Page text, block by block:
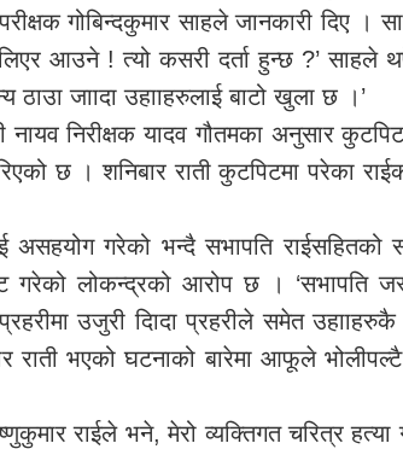
गोबिन्दकुमार साहले जानकारी दिए ।
लिएर आउने ! त्यो कसरी दर्ता हुन्छ ?’
ठाउा जाादा उहााहरुलाई बाटो खुला छ ।’
नायव निरीक्षक यादव गौतमका अनुसार
छ । शनिबार राती कुटपिटमा परेका
असहयोग गरेको भन्दै सभापति
गरेको लोकन्द्रको आरोप छ । ‘सभापति
उजुरी दिादा प्रहरीले समेत उहााहरुकै
राती भएको घटनाको बारेमा आफूले
राईले भने, मेरो व्यक्तिगत चरित्र